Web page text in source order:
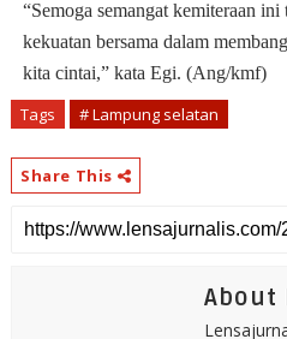
“Semoga semangat kemiteraan ini
kekuatan bersama dalam
kita cintai,” kata Egi. (Ang/kmf)
Tags # Lampung selatan
Share This
About